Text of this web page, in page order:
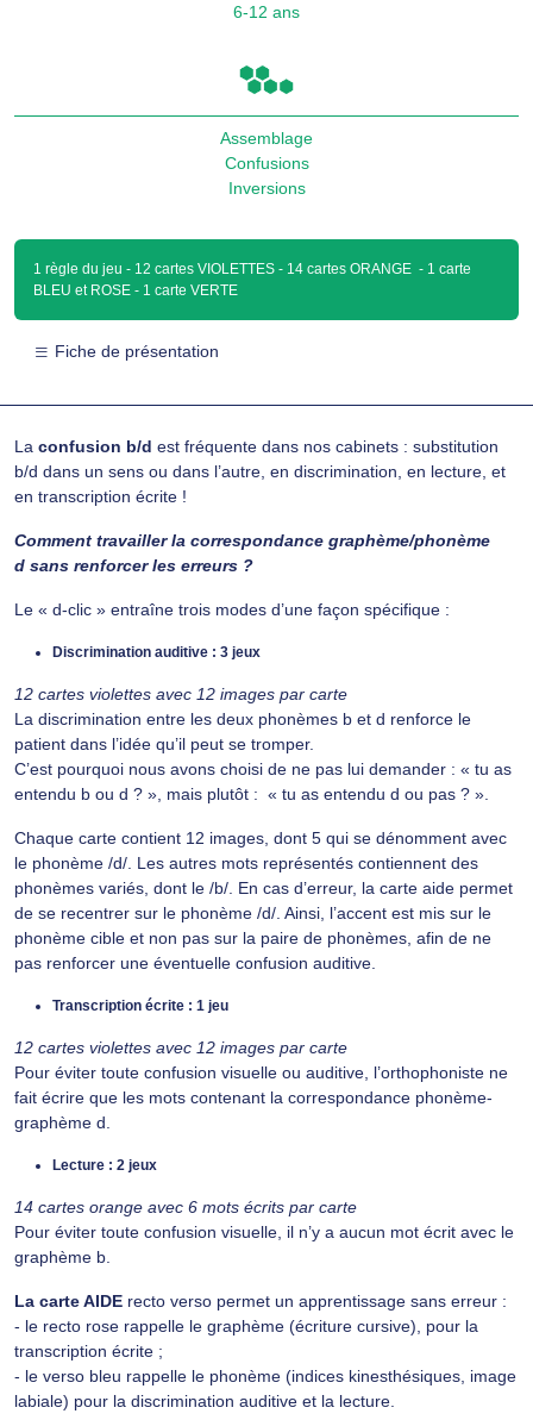
6-12 ans
Assemblage
Confusions
Inversions
1 règle du jeu - 12 cartes VIOLETTES - 14 cartes ORANGE - 1 carte
BLEU et ROSE - 1 carte VERTE
Fiche de présentation
La confusion b/d est fréquente dans nos cabinets : substitution
b/d dans un sens ou dans l’autre, en discrimination, en lecture, et
en transcription écrite !
Comment travailler la correspondance graphème/phonème
d sans renforcer les erreurs ?
Le « d-clic » entraîne trois modes d’une façon spécifique :
Discrimination auditive : 3 jeux
12 cartes violettes avec 12 images par carte
La discrimination entre les deux phonèmes b et d renforce le
patient dans l’idée qu’il peut se tromper.
C’est pourquoi nous avons choisi de ne pas lui demander : « tu as
entendu b ou d ? », mais plutôt : « tu as entendu d ou pas ? ».
Chaque carte contient 12 images, dont 5 qui se dénomment avec
le phonème /d/. Les autres mots représentés contiennent des
phonèmes variés, dont le /b/. En cas d’erreur, la carte aide permet
de se recentrer sur le phonème /d/. Ainsi, l’accent est mis sur le
phonème cible et non pas sur la paire de phonèmes, afin de ne
pas renforcer une éventuelle confusion auditive.
Transcription écrite : 1 jeu
12 cartes violettes avec 12 images par carte
Pour éviter toute confusion visuelle ou auditive, l’orthophoniste ne
fait écrire que les mots contenant la correspondance phonème-
graphème d.
Lecture : 2 jeux
14 cartes orange avec 6 mots écrits par carte
Pour éviter toute confusion visuelle, il n’y a aucun mot écrit avec le
graphème b.
La carte AIDE recto verso permet un apprentissage sans erreur :
- le recto rose rappelle le graphème (écriture cursive), pour la
transcription écrite ;
- le verso bleu rappelle le phonème (indices kinesthésiques, image
labiale) pour la discrimination auditive et la lecture.